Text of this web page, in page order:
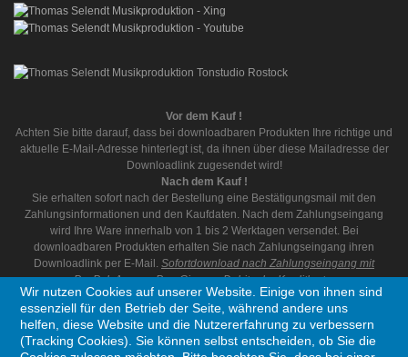
Vor dem Kauf !
Achten Sie bitte darauf, dass bei downloadbaren Produkten Ihre richtige und
aktuelle E-Mail-Adresse hinterlegt ist, da ihnen über diese Mailadresse der
Downloadlink zugesendet wird!
Nach dem Kauf !
Sie erhalten sofort nach der Bestellung eine Bestätigungsmail mit den
Zahlungsinformationen und den Kaufdaten. Nach dem Zahlungseingang
wird Ihre Ware innerhalb von 1 bis 2 Werktagen versendet. Bei
downloadbaren Produkten erhalten Sie nach Zahlungseingang ihren
Downloadlink per E-Mail. Sofortdownload nach Zahlungseingang mit
PayPal, AmazonPay, Giropay, Debit oder Kreditkarte.
Wir nutzen Cookies auf unserer Website. Einige von ihnen sind
essenziell für den Betrieb der Seite, während andere uns
helfen, diese Website und die Nutzererfahrung zu verbessern
(Tracking Cookies). Sie können selbst entscheiden, ob Sie die